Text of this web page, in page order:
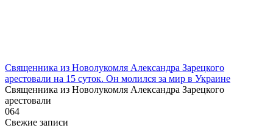
Священника из Новолукомля Александра Зарецкого
арестовали на 15 суток. Он молился за мир в Украине
Священника из Новолукомля Александра Зарецкого
арестовали
064
Свежие записи